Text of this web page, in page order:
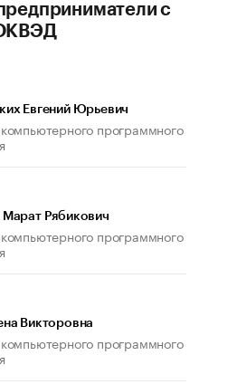
с
Евгений Юрьевич
программного
Рябикович
программного
Викторовна
программного